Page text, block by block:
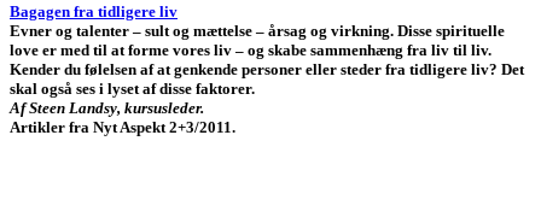
Bagagen fra tidligere liv
Evner og talenter – sult og mættelse – årsag og virkning. Disse spirituelle
love er med til at forme vores liv – og skabe sammenhæng fra liv til liv.
Kender du følelsen af at genkende personer eller steder fra tidligere liv? Det
skal også ses i lyset af disse faktorer.
Af Steen Landsy, kursusleder.
Artikler fra Nyt Aspekt 2+3/2011.